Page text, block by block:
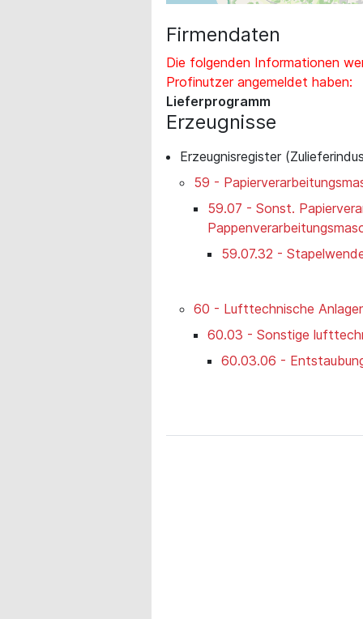
Firmendaten
Die folgenden Informationen
Profinutzer angemeldet haben:
Lieferprogramm
Erzeugnisse
Erzeugnisregister
59 -
59.07 - Sonst.
59.07.32 -
60 - Lufttechnische
60.03 - Sonstige
60.03.06 -